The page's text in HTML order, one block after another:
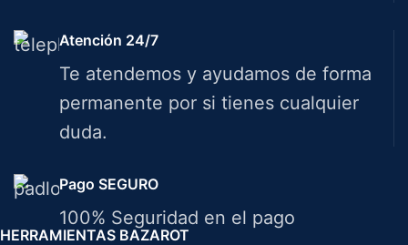
Atención 24/7
Te atendemos y ayudamos de forma
permanente por si tienes cualquier
duda.
Pago SEGURO
100% Seguridad en el pago
HERRAMIENTAS BAZAROT